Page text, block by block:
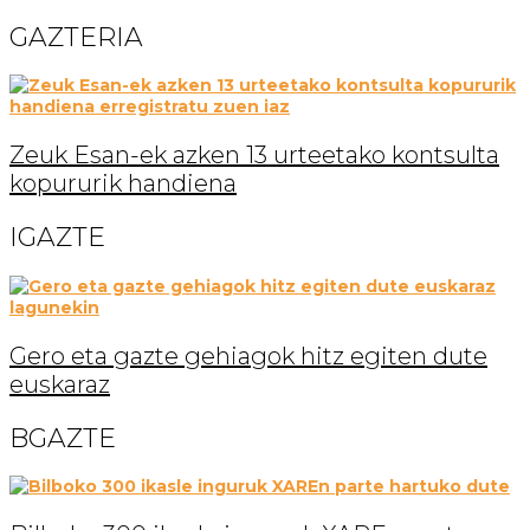
GAZTERIA
Zeuk Esan-ek azken 13 urteetako kontsulta
kopururik handiena
IGAZTE
Gero eta gazte gehiagok hitz egiten dute
euskaraz
BGAZTE